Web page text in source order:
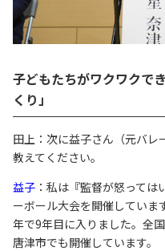
子どもたちがワクワクで
くり」
田上：次に益子さん（元バレ
教えてください。
益子 ：私は『監督が怒って
ーボール大会を開催していま
年で9年目に入りました。全
唐津市でも開催しています。